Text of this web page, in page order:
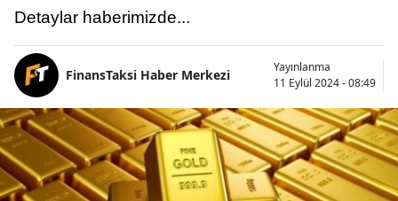
Detaylar haberimizde...
FinansTaksi Haber Merkezi
Yayınlanma
11 Eylül 2024 - 08:49